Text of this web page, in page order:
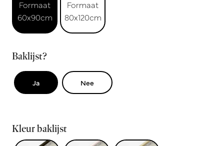
Formaat
60x90cm
Formaat
80x120cm
Baklijst?
Ja Nee
Kleur baklijst